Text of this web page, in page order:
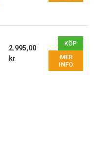
2.995,00
kr
KÖP
MER
INFO